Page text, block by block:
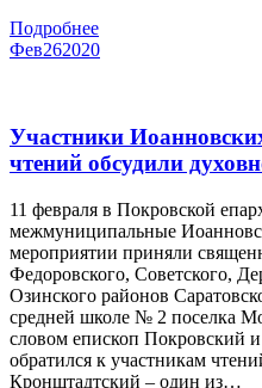
Подробнее
Фев262020
Участники
чтений обсудили
11 февраля в Покровской
межмуниципальные
мероприятии приняли
Федоровского, Советского,
Озинского районов
средней школе № 2 поселка
словом епископ Покровский
обратился к участникам
Кронштадтский – один из…